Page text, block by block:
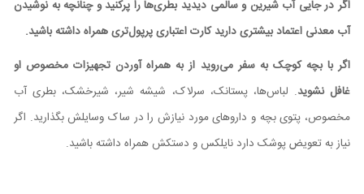
اگر در جایی آب شیرین و سالمی دیدید بطری‌ها را پرکنید و چنانچه به نوشیدن
آب معدنی اعتماد بیشتری دارید کارت اعتباری پرپول‌تری همراه داشته باشید.
اگر با بچه کوچک به سفر می‌روید از به همراه آوردن تجهیزات مخصوص او
غافل نشوید. لباس‌ها، پستانک، سرلاک، شیشه شیر، شیرخشک، بطری آب
مخصوص، پتوی بچه و داروهای مورد نیازش را در ساک وسایلش بگذارید. اگر
نیاز به تعویض پوشک دارد نایلکس و دستکش همراه داشته باشید.